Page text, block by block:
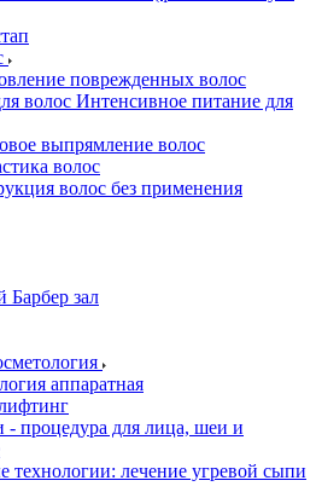
поврежденных волос
волос Интенсивное питание для
выпрямление волос
волос
волос без применения
зал
аппаратная
- процедура для лица, шеи и
технологии: лечение угревой сыпи